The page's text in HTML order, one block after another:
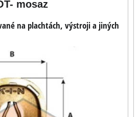
mosaz
na plachtách, výstroji a jiných